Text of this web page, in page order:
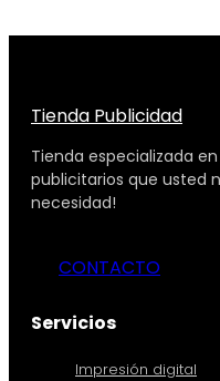
Tienda Publicidad
Tienda especializada
publicitarios que usted
necesidad!
CONTACTO
Servicios
Impresión digital